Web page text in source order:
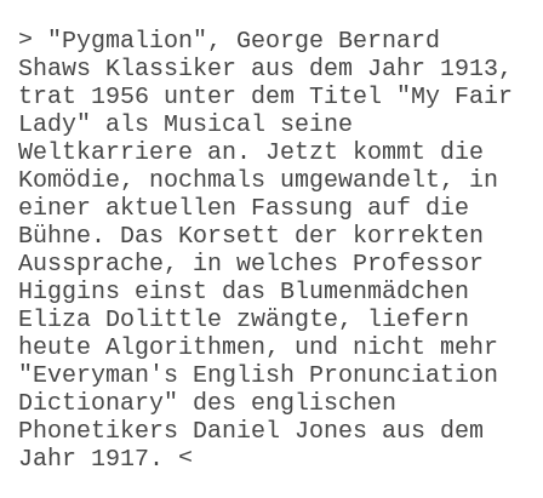
> "Pygmalion", George Bernard
Shaws Klassiker aus dem Jahr 1913,
trat 1956 unter dem Titel "My Fair
Lady" als Musical seine
Weltkarriere an. Jetzt kommt die
Komödie, nochmals umgewandelt, in
einer aktuellen Fassung auf die
Bühne. Das Korsett der korrekten
Aussprache, in welches Professor
Higgins einst das Blumenmädchen
Eliza Dolittle zwängte, liefern
heute Algorithmen, und nicht mehr
"Everyman's English Pronunciation
Dictionary" des englischen
Phonetikers Daniel Jones aus dem
Jahr 1917. <